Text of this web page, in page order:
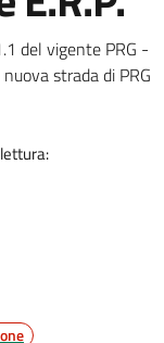
del vigente PRG -
strada di PRG